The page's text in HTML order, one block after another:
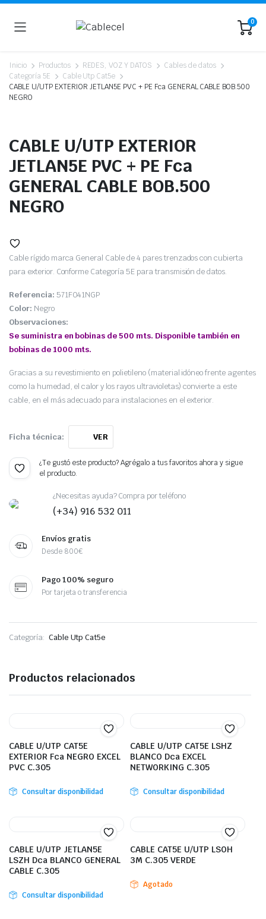
0
Inicio Productos REDES, VOZ Y DATOS
Cables de datos
Categoría 5E
Cable Utp Cat5e
CABLE U/UTP EXTERIOR JETLAN5E PVC + PE Fca GENERAL CABLE BOB.500
NEGRO
CABLE U/UTP EXTERIOR
JETLAN5E PVC + PE Fca
GENERAL CABLE BOB.500
NEGRO
Cable rígido marca General Cable de 4 pares trenzados con cubierta
para exterior. Conforme Categoría 5E para transmisión de datos.
Referencia: 571F041NGP
Color: Negro
Observaciones:
Se suministra en bobinas de 500 mts. Disponible también en
bobinas de 1000 mts.
Gracias a su revestimiento en polietileno (material idóneo frente agentes
como la humedad, el calor y los rayos ultravioletas) convierte a este
cable, en el más adecuado para instalaciones en el exterior.
Ficha técnica: VER
¿Te gustó este producto? Agrégalo a tus favoritos ahora y sigue
el producto.
¿Necesitas ayuda? Compra por teléfono
(+34) 916 532 011
Envíos gratis
Desde 800€
Pago 100% seguro
Por tarjeta o transferencia
Categoría: Cable Utp Cat5e
Productos relacionados
CABLE U/UTP CAT5E
EXTERIOR Fca NEGRO EXCEL
PVC C.305
Consultar disponibilidad
CABLE U/UTP CAT5E LSHZ
BLANCO Dca EXCEL
NETWORKING C.305
Consultar disponibilidad
CABLE U/UTP JETLAN5E
LSZH Dca BLANCO GENERAL
CABLE C.305
Consultar disponibilidad
CABLE CAT5E U/UTP LSOH
3M C.305 VERDE
Agotado